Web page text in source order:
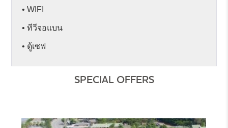
• WIFI
• ทีวีจอแบน
• ตู้เซฟ
SPECIAL OFFERS